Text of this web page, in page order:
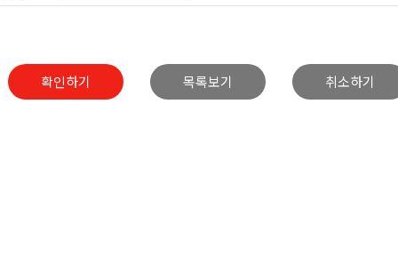
취소하기
목록보기
확인하기